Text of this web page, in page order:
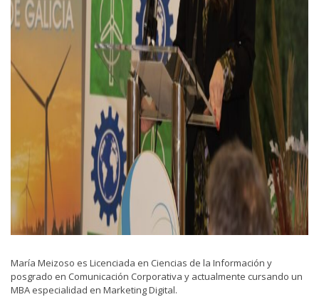
María Meizoso es Licenciada en Ciencias de la Información y
posgrado en Comunicación Corporativa y actualmente cursando un
MBA especialidad en Marketing Digital.